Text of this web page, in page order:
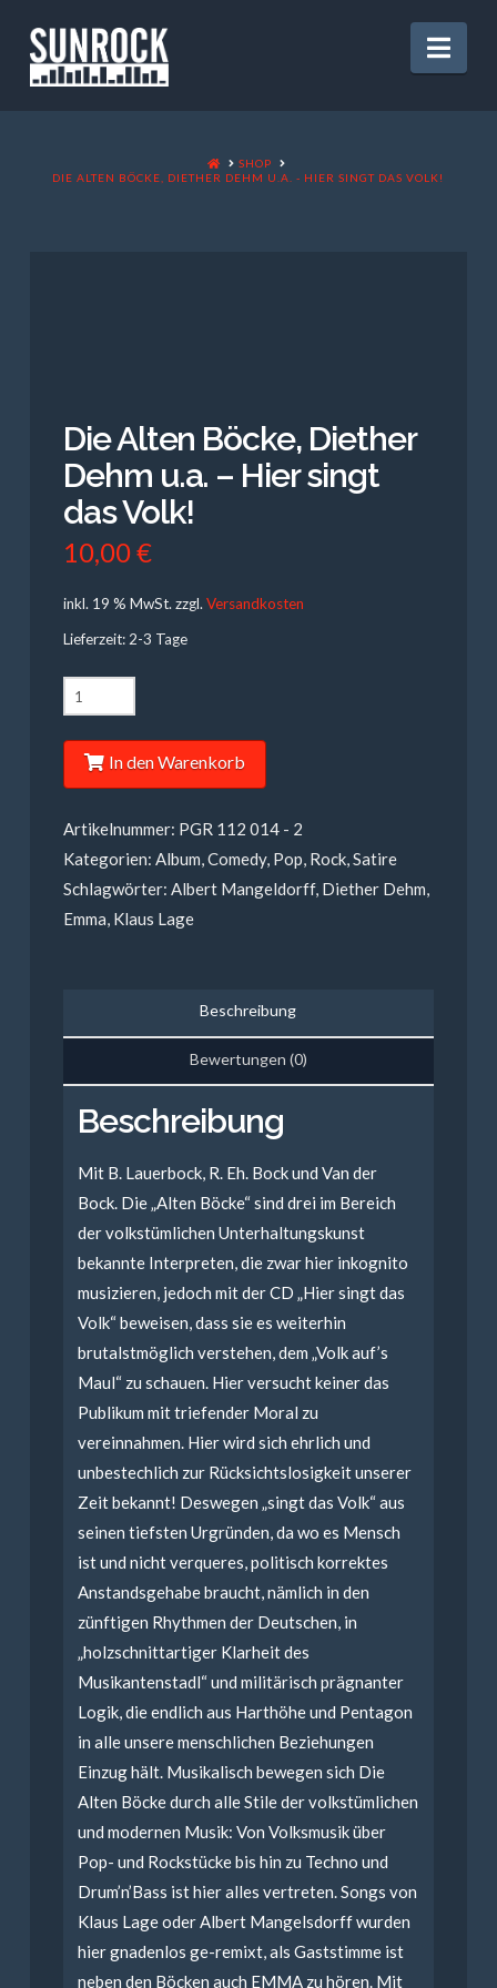
HOME
SHOP
DIE ALTEN BÖCKE, DIETHER DEHM U.A. - HIER SINGT DAS VOLK!
Die Alten Böcke, Diether
Dehm u.a. – Hier singt
das Volk!
10,00€
inkl. 19 % MwSt.zzgl.Versandkosten
Lieferzeit: 2-3 Tage
Die
Alten
Böcke,
u.a.
-
Hier
singt
In den Warenkorb
Artikelnummer: PGR 112 014 - 2
Kategorien: Album,Comedy, Pop, Rock,Satire
Schlagwörter: Albert Mangeldorff, Diether Dehm,
Emma, Klaus Lage
Beschreibung
Bewertungen (0)
Beschreibung
Mit B. Lauerbock, R. Eh. Bock und Van der
Bock. Die „Alten Böcke“ sind drei im Bereich
der volkstümlichen Unterhaltungskunst
bekannte Interpreten, die zwar hier inkognito
musizieren, jedoch mit der CD „Hier singt das
Volk“ beweisen, dass sie es weiterhin
brutalstmöglich verstehen, dem „Volk auf’s
Maul“ zu schauen. Hier versucht keiner das
Publikum mit triefender Moral zu
vereinnahmen. Hier wird sich ehrlich und
unbestechlich zur Rücksichtslosigkeit unserer
Zeit bekannt! Deswegen „singt das Volk“ aus
seinen tiefsten Urgründen, da wo es Mensch
ist und nicht verqueres, politisch korrektes
Anstandsgehabe braucht, nämlich in den
zünftigen Rhythmen der Deutschen, in
„holzschnittartiger Klarheit des
Musikantenstadl“ und militärisch prägnanter
Logik, die endlich aus Harthöhe und Pentagon
in alle unsere menschlichen Beziehungen
Einzug hält. Musikalisch bewegen sich Die
Alten Böcke durch alle Stile der volkstümlichen
und modernen Musik: Von Volksmusik über
Pop- und Rockstücke bis hin zu Techno und
Drum’n’Bass ist hier alles vertreten. Songs von
Klaus Lage oder Albert Mangelsdorff wurden
hier gnadenlos ge-remixt, als Gaststimme ist
neben den Böcken auch EMMA zu hören. Mit